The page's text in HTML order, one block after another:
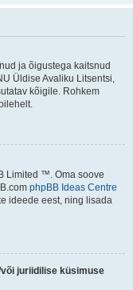
ja õigustega kaitsnud
Üldise Avaliku Litsentsi,
kõigile. Rohkem
Limited ™. Oma soove
phpBB Ideas Centre
ideede eest, ning lisada
juriidilise küsimuse